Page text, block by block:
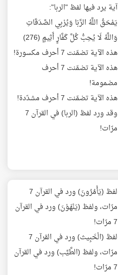
آية يرد فيها لفظ "الربا":
يَمْحَقُ اللَّهُ الرِّبَا وَيُرْبِي الصَّدَقَاتِ
وَاللَّهُ لَا يُحِبُّ كُلَّ كَفَّارٍ أَثِيمٍ (276)
هذه الآية تضمّنت 7 أحرف مكسورة!
هذه الآية تضمّنت 7 أحرف
مضمومة!
هذه الآية تضمّنت 7 أحرف مشدّدة!
وقد ورد لفظ (الربا) في القرآن 7
مرّات!
لفظ (يَأْمُرُونَ) ورد في القرآن 7
مرّات، ولفظ (يَنْهَوْنَ) ورد في القرآن
7 مرّات!
لفظ (الْخَبِيث) ورد في القرآن 7
مرّات، ولفظ (الطَّيِّب) ورد في القرآن
7 مرّات!